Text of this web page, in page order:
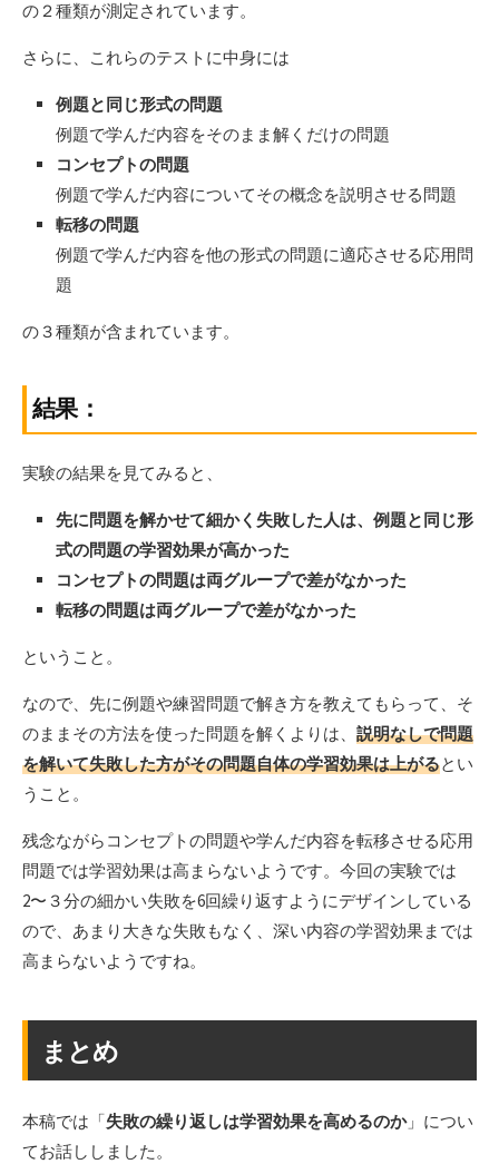
の２種類が測定されています。
さらに、これらのテストに中身には
例題と同じ形式の問題
例題で学んだ内容をそのまま解くだけの問題
コンセプトの問題
例題で学んだ内容についてその概念を説明させる問題
転移の問題
例題で学んだ内容を他の形式の問題に適応させる応用問
題
の３種類が含まれています。
結果：
実験の結果を見てみると、
先に問題を解かせて細かく失敗した人は、例題と同じ形
式の問題の学習効果が高かった
コンセプトの問題は両グループで差がなかった
転移の問題は両グループで差がなかった
ということ。
なので、先に例題や練習問題で解き方を教えてもらって、そ
のままその方法を使った問題を解くよりは、 説明なしで問題
を解いて失敗した方がその問題自体の学習効果は上がるとい
うこと。
残念ながらコンセプトの問題や学んだ内容を転移させる応用
問題では学習効果は高まらないようです。今回の実験では
2〜３分の細かい失敗を6回繰り返すようにデザインしている
ので、あまり大きな失敗もなく、深い内容の学習効果までは
高まらないようですね。
まとめ
本稿では「失敗の繰り返しは学習効果を高めるのか」につい
てお話ししました。